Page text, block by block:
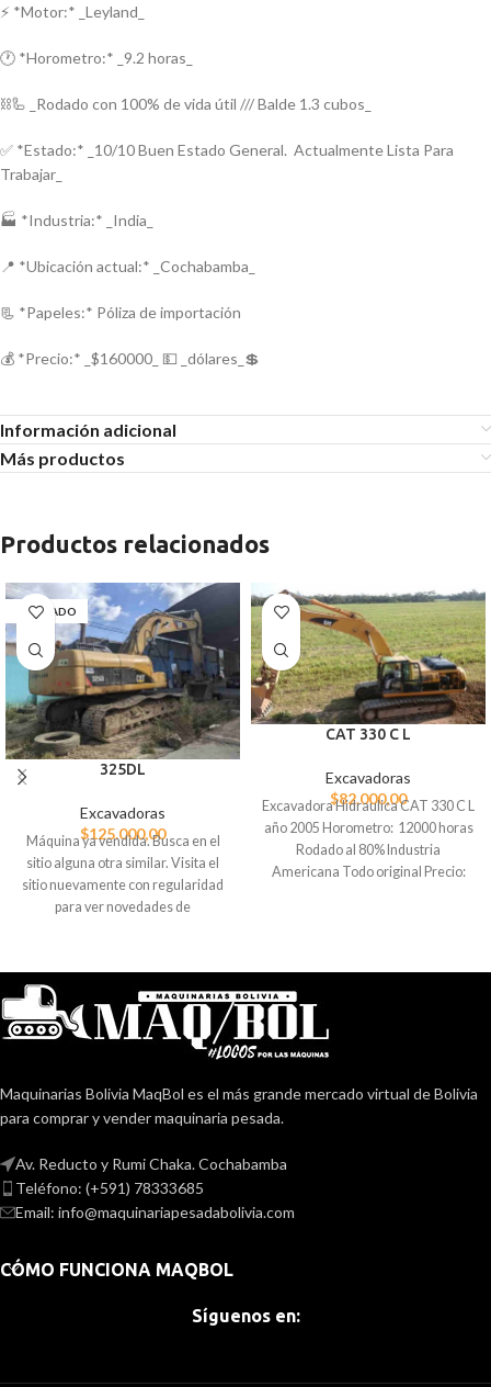
⚡ *Motor:* _Leyland_
🕐 *Horometro:* _9.2 horas_
⛓️🦾 _Rodado con 100% de vida útil /// Balde 1.3 cubos_
✅ *Estado:* _10/10 Buen Estado General. Actualmente Lista Para
Trabajar_
🏭 *Industria:* _India_
📍 *Ubicación actual:* _Cochabamba_
📃 *Papeles:* Póliza de importación
💰 *Precio:* _$160000_ 💵 _dólares_💲
Información adicional
Más productos
Productos relacionados
AGOTADO
325DL
Excavadoras
$125.000,00
Máquina ya vendida. Busca en el
sitio alguna otra similar. Visita el
sitio nuevamente con regularidad
para ver novedades de
ayudarte a localizar alguna
máquina similar a la que buscas.
CAT 330 C L
Excavadoras
$82.000,00
Excavadora Hidraulica CAT 330 C L
año 2005 Horometro: 12000 horas
Rodado al 80% Industria
Americana Todo original Precio:
Maquinarias Bolivia MaqBol es el más grande mercado virtual de Bolivia
para comprar y vender maquinaria pesada.
Av. Reducto y Rumi Chaka. Cochabamba
Teléfono: (+591) 78333685
Email: info@maquinariapesadabolivia.com
CÓMO FUNCIONA MAQBOL
Síguenos en: